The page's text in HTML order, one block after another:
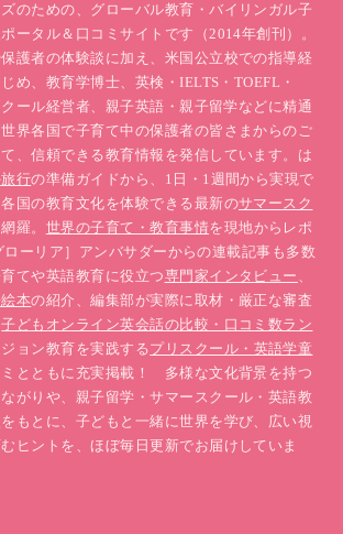
のための、グローバル教育・バイリンガル子
ータル＆口コミサイトです（2014年創刊）。
護者の体験談に加え、米国公立校での指導経
め、教育学博士、英検・IELTS・TOEFL・
ール経営者、親子英語・親子留学などに精通
界各国で子育て中の保護者の皆さまからのご
、信頼できる教育情報を発信しています。は
行の準備ガイドから、1日・1週間から実現で
各国の教育文化を体験できる最新のサマースク
羅。 世界の子育て・教育事情を現地からレポ
ーリア］アンバサダーからの連載記事も多数
てや英語教育に役立つ専門家インタビュー 、
本の紹介、編集部が実際に取材・厳正な審査
子どもオンライン英会話の比較・口コミ数ラン
ョン教育を実践するプリスクール・英語学童
とともに充実掲載！ 多様な文化背景を持つ
がりや、親子留学・サマースクール・英語教
もとに、子どもと一緒に世界を学び、広い視
ヒントを、ほぼ毎日更新でお届けしていま